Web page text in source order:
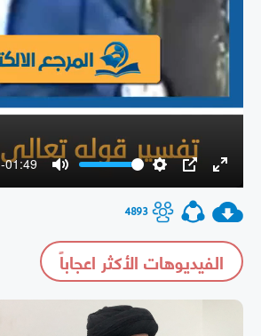
-01:49
4893
الفيديوهات الأكثر اعجاباً